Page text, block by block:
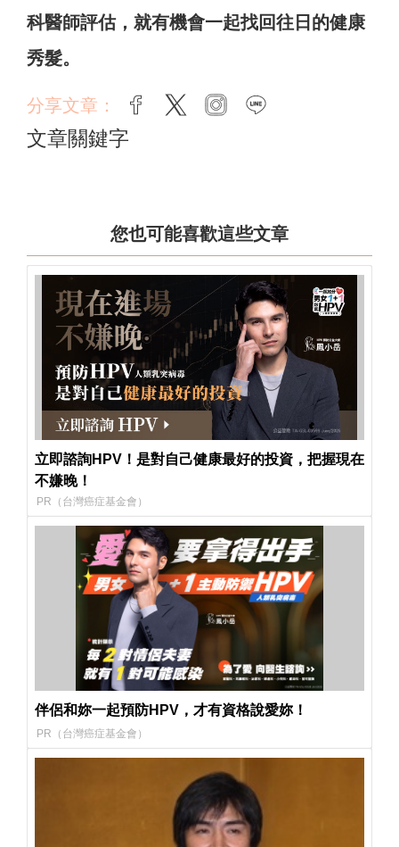
科醫師評估，就有機會一起找回往日的健康
秀髮。
分享文章： facebook
twitter instagram
文章關鍵字
您也可能喜歡這些文章
立即諮詢HPV！是對自己健康最好的投資，把握現在
不嫌晚！
PR（台灣癌症基金會）
伴侶和妳一起預防HPV，才有資格說愛妳！
PR（台灣癌症基金會）